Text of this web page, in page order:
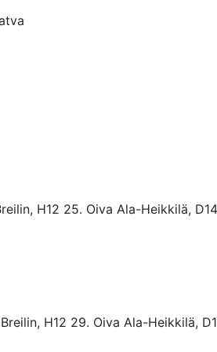
H12 25. Oiva Ala-Heikkilä,
H12 29. Oiva Ala-Heikkilä,